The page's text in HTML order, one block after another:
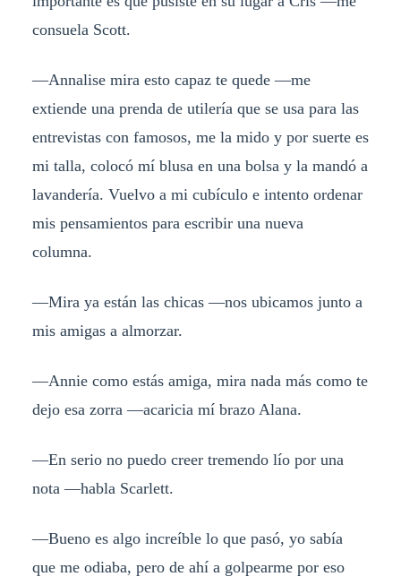
consuela Scott.
—Annalise mira esto capaz te quede —me
extiende una prenda de utilería que se usa para las
entrevistas con famosos, me la mido y por suerte es
mi talla, colocó mí blusa en una bolsa y la mandó a
lavandería. Vuelvo a mi cubículo e intento ordenar
mis pensamientos para escribir una nueva
columna.
—Mira ya están las chicas —nos ubicamos junto a
mis amigas a almorzar.
—Annie como estás amiga, mira nada más como te
dejo esa zorra —acaricia mí brazo Alana.
—En serio no puedo creer tremendo lío por una
nota —habla Scarlett.
—Bueno es algo increíble lo que pasó, yo sabía
que me odiaba, pero de ahí a golpearme por eso